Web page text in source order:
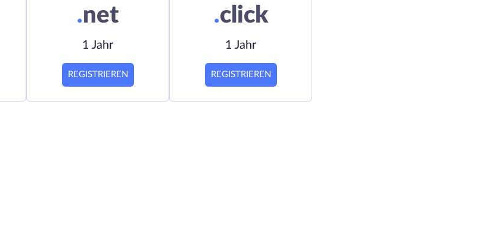
.net
1 Jahr
REGISTRIEREN
.click
1 Jahr
REGISTRIEREN